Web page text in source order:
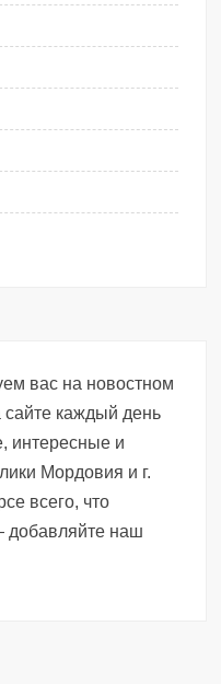
вас на новостном
каждый день
интересные и
Мордовия и г.
всего, что
добавляйте наш